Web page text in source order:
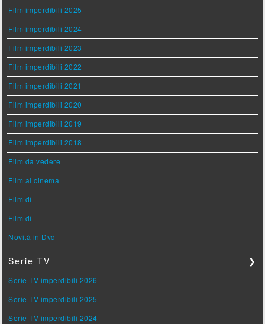
Film imperdibili 2025
Film imperdibili 2024
Film imperdibili 2023
Film imperdibili 2022
Film imperdibili 2021
Film imperdibili 2020
Film imperdibili 2019
Film imperdibili 2018
Film da vedere
Film al cinema
Film di
Film di
Novità in Dvd
Serie TV ❯
Serie TV imperdibili 2026
Serie TV imperdibili 2025
Serie TV imperdibili 2024